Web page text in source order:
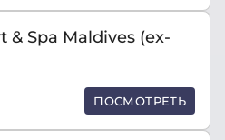
& Spa Maldives (ex-
ПОСМОТРЕТЬ